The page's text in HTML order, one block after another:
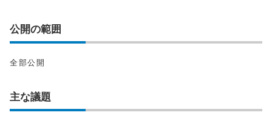
公開の範囲
全部公開
主な議題